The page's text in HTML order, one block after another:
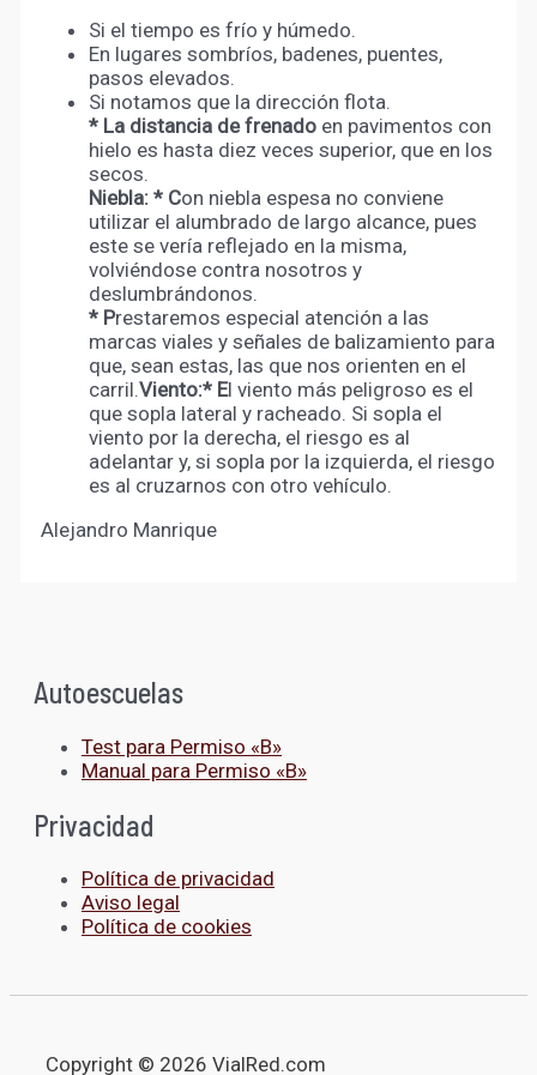
Si el tiempo es frío y húmedo.
En lugares sombríos, badenes, puentes,
pasos elevados.
Si notamos que la dirección flota.
* La distancia de frenado en pavimentos con
hielo es hasta diez veces superior, que en los
secos.
Niebla:* Con niebla espesa no conviene
utilizar el alumbrado de largo alcance, pues
este se vería reflejado en la misma,
volviéndose contra nosotros y
deslumbrándonos.
* Prestaremos especial atención a las
marcas viales y señales de balizamiento para
que, sean estas, las que nos orienten en el
carril.Viento:* El viento más peligroso es el
que sopla lateral y racheado. Si sopla el
viento por la derecha, el riesgo es al
adelantar y, si sopla por la izquierda, el riesgo
es al cruzarnos con otro vehículo.
Alejandro Manrique
Autoescuelas
Test para Permiso «B»
Manual para Permiso «B»
Privacidad
Política de privacidad
Aviso legal
Política de cookies
Copyright © 2026 VialRed.com